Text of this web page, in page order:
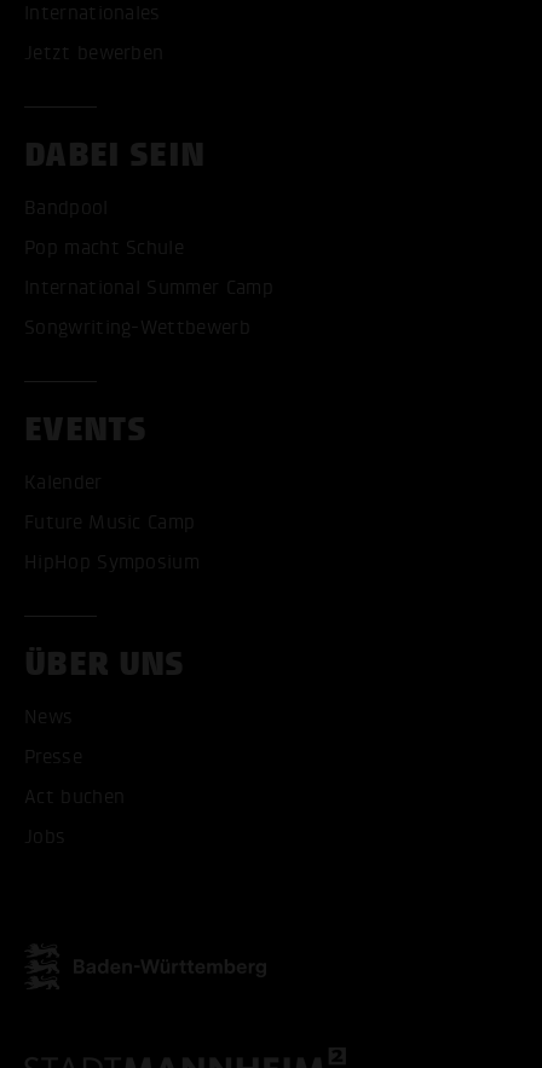
Internationales
Jetzt bewerben
DABEI SEIN
Bandpool
Pop macht Schule
International Summer Camp
Songwriting-Wettbewerb
EVENTS
Kalender
Future Music Camp
HipHop Symposium
ÜBER UNS
News
Presse
Act buchen
Jobs